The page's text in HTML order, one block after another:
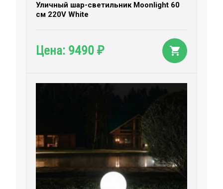
Уличный шар-светильник Moonlight 60
см 220V White
Цена: 9490 ₽